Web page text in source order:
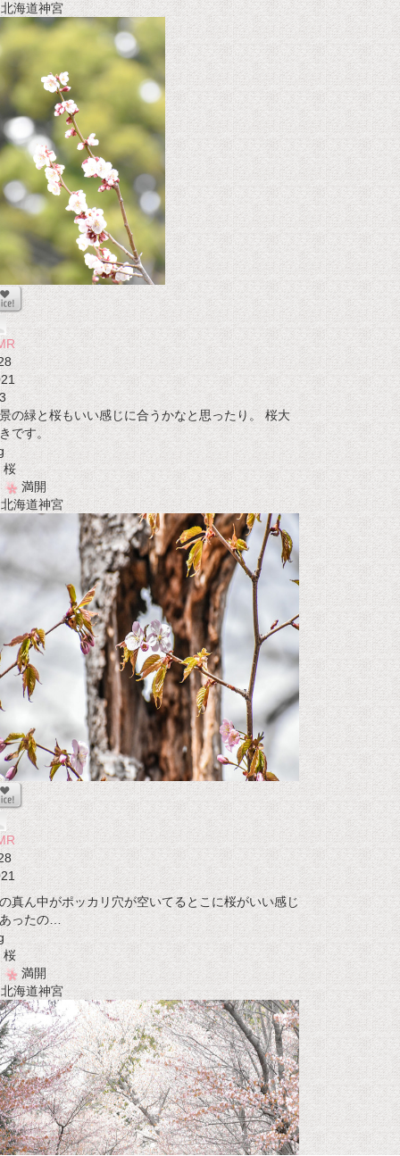
海道神宮
3
の緑と桜もいい感じに合うかなと思ったり。 桜大
です。
桜
満開
海道神宮
真ん中がポッカリ穴が空いてるとこに桜がいい感じ
ったの…
桜
満開
海道神宮